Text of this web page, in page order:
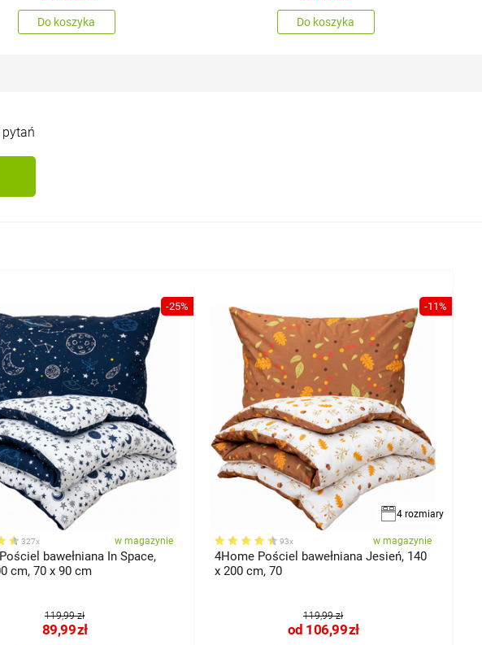
Do koszyka Do koszyka
-25%
327x w magazynie
bawełniana In Space,
cm, 70 x 90 cm
119,99 zł
89,99zł
-11%
4 rozmiary
93x w magazynie
4Home Pościel bawełniana Jesień, 140
x 200 cm, 70
119,99 zł
od 106,99zł